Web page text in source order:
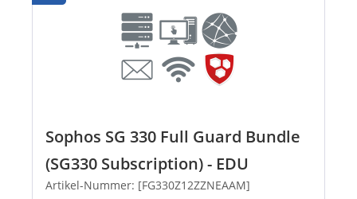
Sophos SG 330 Full Guard Bundle
(SG330 Subscription) - EDU
Artikel-Nummer: [FG330Z12ZZNEAAM]